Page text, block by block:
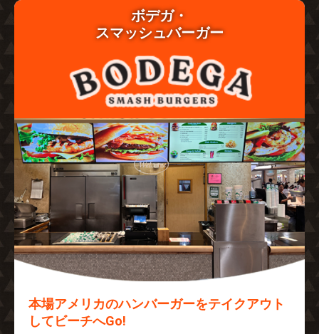
ボデガ・
スマッシュバーガー
本場アメリカのハンバーガーをテイクアウト
してビーチへGo!